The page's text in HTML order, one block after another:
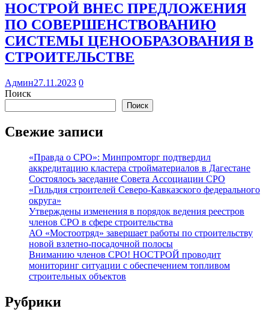
НОСТРОЙ ВНЕС ПРЕДЛОЖЕНИЯ
ПО СОВЕРШЕНСТВОВАНИЮ
СИСТЕМЫ ЦЕНООБРАЗОВАНИЯ В
СТРОИТЕЛЬСТВЕ
Админ27.11.2023 0
Поиск
Поиск
Свежие записи
«Правда о СРО»: Минпромторг подтвердил
аккредитацию кластера стройматериалов в Дагестане
Состоялось заседание Совета Ассоциации СРО
«Гильдия строителей Северо-Кавказского федерального
округа»
Утверждены изменения в порядок ведения реестров
членов СРО в сфере строительства
АО «Мостоотряд» завершает работы по строительству
новой взлетно-посадочной полосы
Вниманию членов СРО! НОСТРОЙ проводит
мониторинг ситуации с обеспечением топливом
строительных объектов
Рубрики